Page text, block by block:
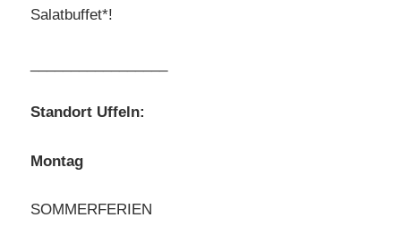
Salatbuffet*!
Standort Uffeln:
Montag
SOMMERFERIEN